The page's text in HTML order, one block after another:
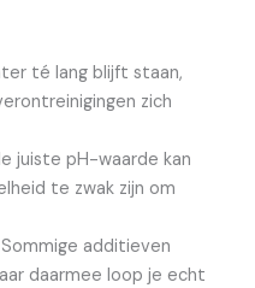
té lang blijft staan,
zich
juiste pH-waarde kan
te zwak zijn om
additieven
daarmee loop je echt